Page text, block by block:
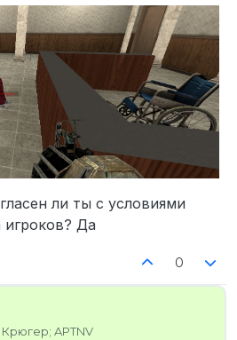
ли ты с условиями
Да
0
APTNV